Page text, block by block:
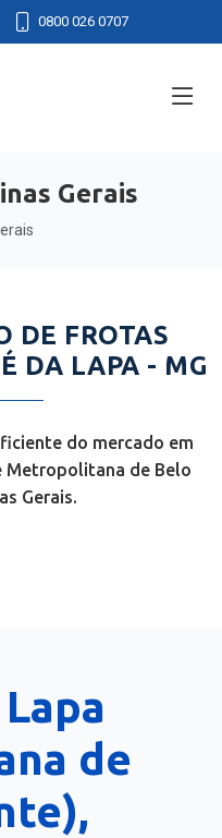
0800 026 0707
Gerais
DE FROTAS
DA LAPA - MG
do mercado em
Metropolitana de Belo
Gerais.
de